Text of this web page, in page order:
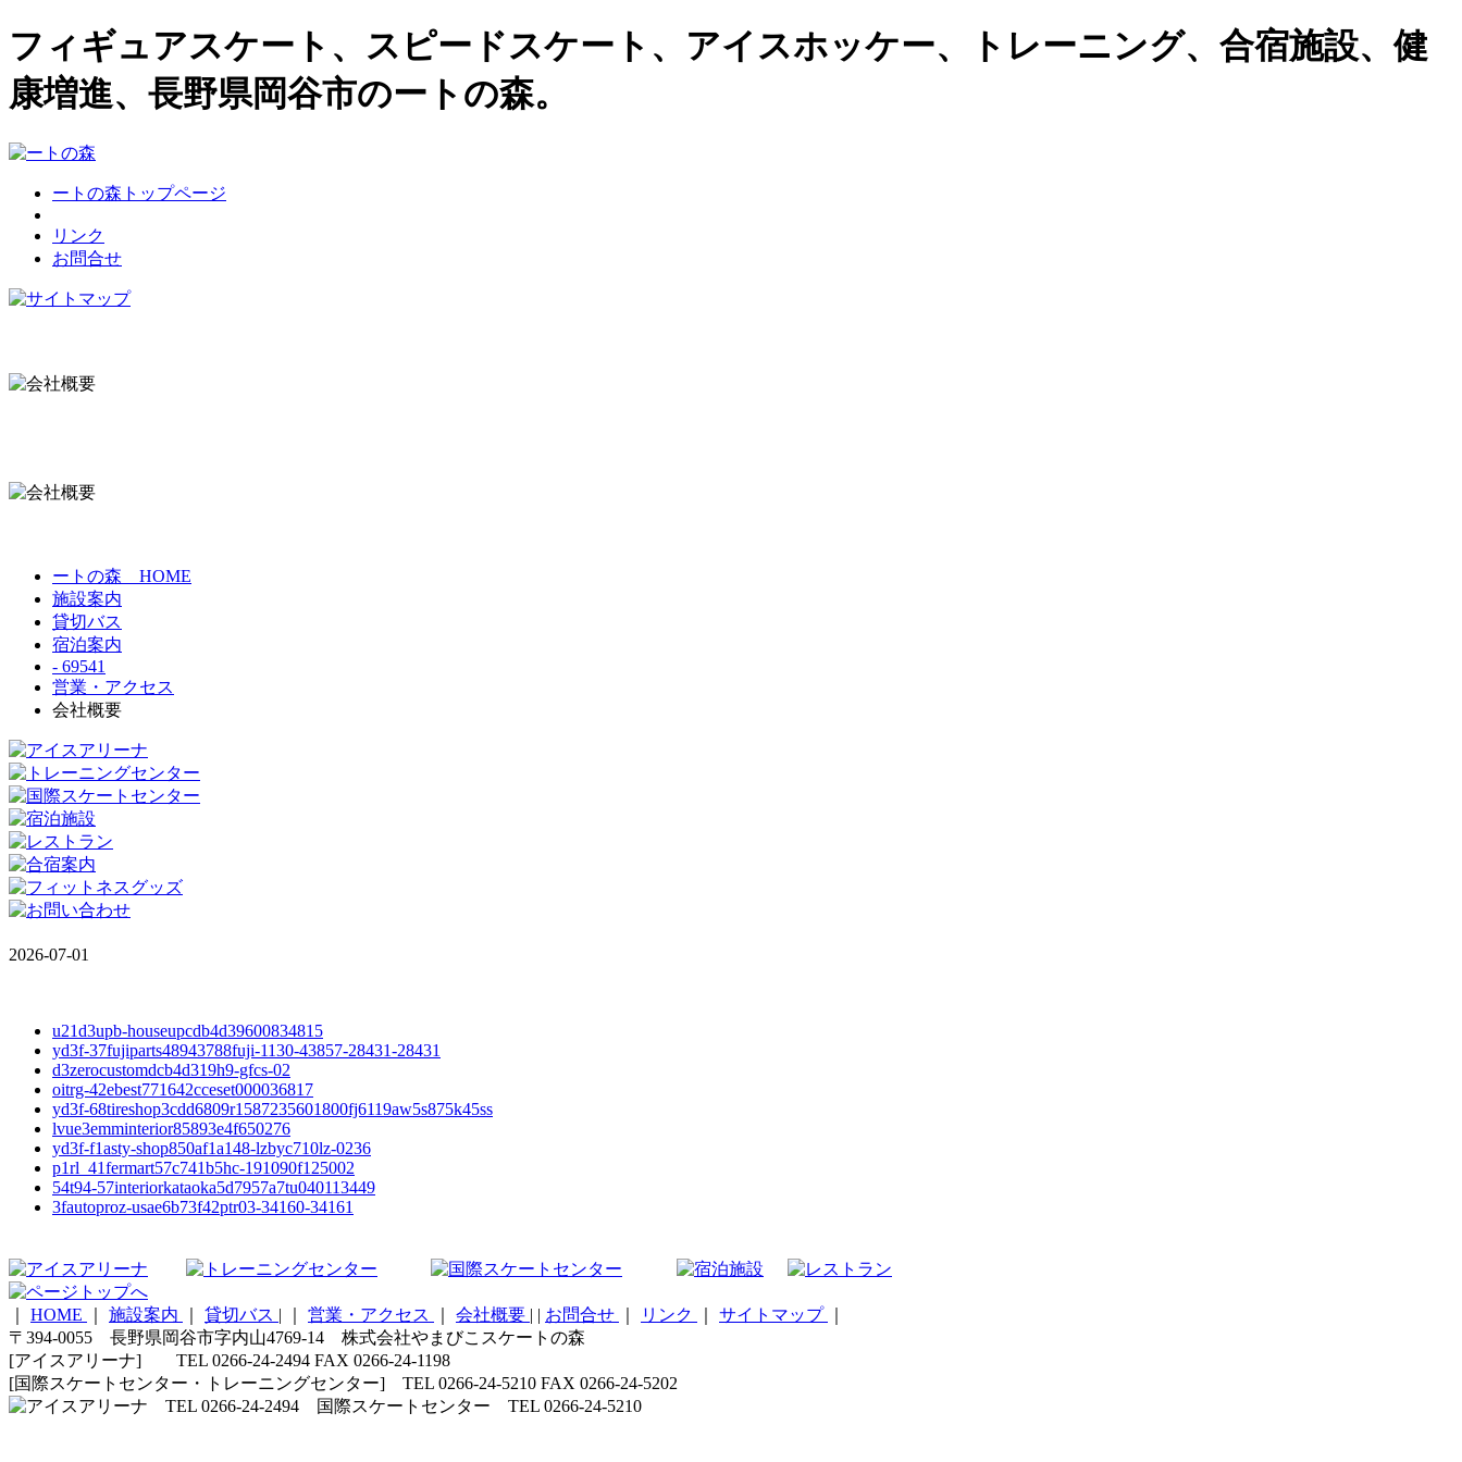
フィギュアスケート、スピードスケート、アイスホッケー、トレーニング、合宿施設、健
康増進、長野県岡谷市のートの森。
ートの森トップページ
リンク
お問合せ
ートの森 HOME
施設案内
貸切バス
宿泊案内
- 69541
営業・アクセス
会社概要
2026-07-01
u21d3upb-houseupcdb4d39600834815
yd3f-37fujiparts48943788fuji-1130-43857-28431-28431
d3zerocustomdcb4d319h9-gfcs-02
oitrg-42ebest771642cceset000036817
yd3f-68tireshop3cdd6809r1587235601800fj6119aw5s875k45ss
lvue3emminterior85893e4f650276
yd3f-f1asty-shop850af1a148-lzbyc710lz-0236
p1rl_41fermart57c741b5hc-191090f125002
54t94-57interiorkataoka5d7957a7tu040113449
3fautoproz-usae6b73f42ptr03-34160-34161
HOME 施設案内 貸切バス | 営業・アクセス 会社概要 | | お問合せ リンク サイトマップ
〒394-0055 長野県岡谷市字内山4769-14 株式会社やまびこスケートの森
[アイスアリーナ] TEL 0266-24-2494 FAX 0266-24-1198
[国際スケートセンター・トレーニングセンター] TEL 0266-24-5210 FAX 0266-24-5202